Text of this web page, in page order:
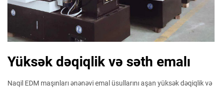
Yüksək dəqiqlik və səth emalı
Naqil EDM maşınları ənənəvi emal üsullarını aşan yüksək dəqiqlik və